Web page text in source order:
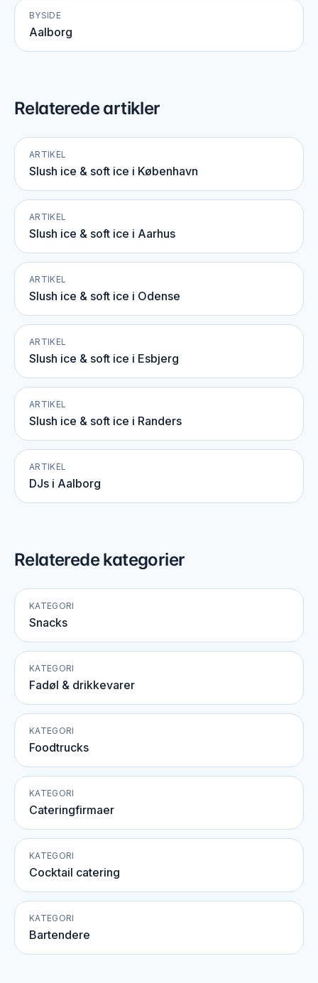
BYSIDE
Aalborg
Relaterede artikler
ARTIKEL
Slush ice & soft ice i København
ARTIKEL
Slush ice & soft ice i Aarhus
ARTIKEL
Slush ice & soft ice i Odense
ARTIKEL
Slush ice & soft ice i Esbjerg
ARTIKEL
Slush ice & soft ice i Randers
ARTIKEL
DJs i Aalborg
Relaterede kategorier
KATEGORI
Snacks
KATEGORI
Fadøl & drikkevarer
KATEGORI
Foodtrucks
KATEGORI
Cateringfirmaer
KATEGORI
Cocktail catering
KATEGORI
Bartendere